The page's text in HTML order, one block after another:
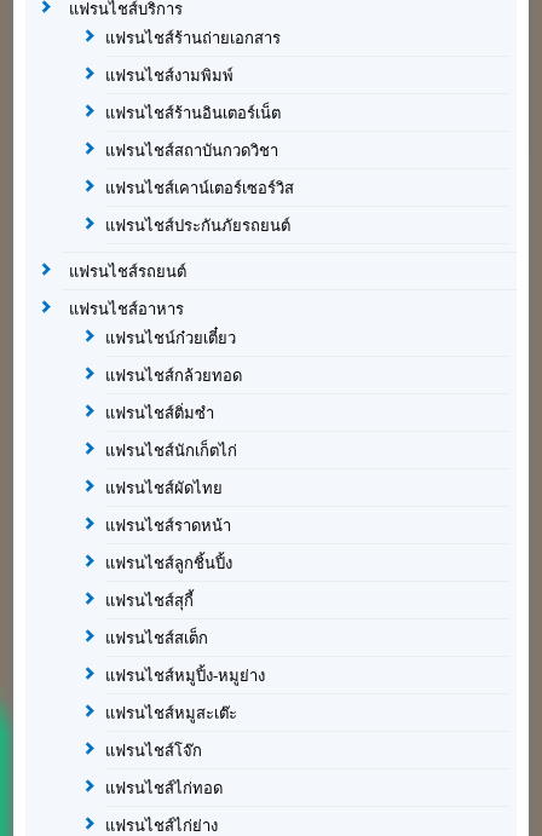
แฟรนไชส์บริการ
แฟรนไชส์ร้านถ่ายเอกสาร
แฟรนไชส์งามพิมพ์
แฟรนไชส์ร้านอินเตอร์เน็ต
แฟรนไชส์สถาบันกวดวิชา
แฟรนไชส์เคาน์เตอร์เซอร์วิส
แฟรนไชส์ประกันภัยรถยนต์
แฟรนไชส์รถยนต์
แฟรนไชส์อาหาร
แฟรนไชน์ก๋วยเตี๋ยว
แฟรนไชส์กล้วยทอด
แฟรนไชส์ติ่มซำ
แฟรนไชส์นักเก็ตไก่
แฟรนไชส์ผัดไทย
แฟรนไชส์ราดหน้า
แฟรนไชส์ลูกชิ้นปิ้ง
แฟรนไชส์สุกี้
แฟรนไชส์สเต็ก
แฟรนไชส์หมูปิ้ง-หมูย่าง
แฟรนไชส์หมูสะเต๊ะ
แฟรนไชส์โจ๊ก
แฟรนไชส์ไก่ทอด
แฟรนไชส์ไก่ย่าง